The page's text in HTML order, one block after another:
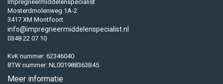
Impregneermiddelenspecialist
Mosterdmolenweg 1A-2
3417 XM Montfoort
info@impregneermiddelenspecialist.nl
0348 22 07 10
KvK nummer: 62346040
BTW nummer: NL001988363B45
Meer informatie